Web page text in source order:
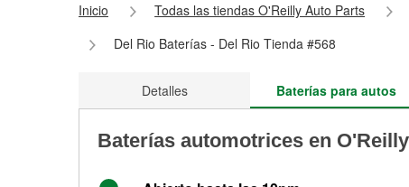
Inicio Todas las tiendas O'Reilly Auto Parts
Del Rio Baterías - Del Rio Tienda #568
Detalles Baterías para autos
Baterías automotrices en